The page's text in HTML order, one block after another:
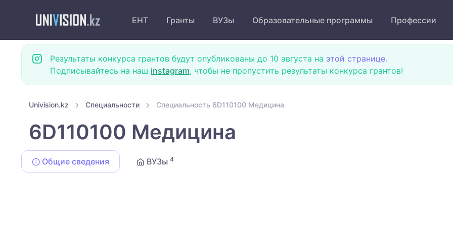
ЕНТ Гранты ВУЗы Образовательные программы Профессии
Результаты конкурса грантов будут опубликованы до 10 августа на этой странице.
Подписывайтесь на наш instagram, чтобы не пропустить результаты конкурса грантов!
Univision.kz Специальности Специальность 6D110100 Медицина
6D110100 Медицина
Общие сведения ВУЗы 4